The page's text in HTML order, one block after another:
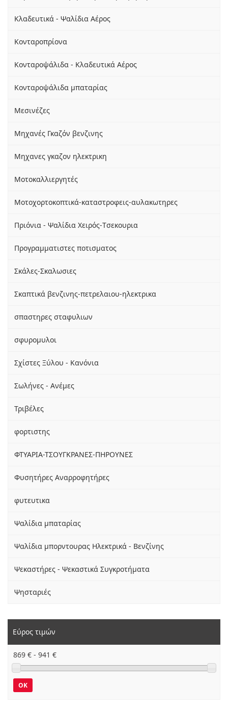
Κλαδευτικά - Ψαλίδια Αέρος
Κονταροπρίονα
Κονταροψάλιδα - Κλαδευτικά Αέρος
Κονταροψάλιδα μπαταρίας
Μεσινέζες
Μηχανές Γκαζόν βενζινης
Μηχανες γκαζον ηλεκτρικη
Μοτοκαλλιεργητές
Μοτοχορτοκοπτικά-καταστροφεις-αυλακωτηρες
Πριόνια - Ψαλίδια Χειρός-Tσεκουρια
Προγραμματιστες ποτισματος
Σκάλες-Σκαλωσιες
Σκαπτικά βενζινης-πετρελαιου-ηλεκτρικα
σπαστηρες σταφυλιων
σφυρομυλοι
Σχίστες Ξύλου - Κανόνια
Σωλήνες - Ανέμες
Τριβέλες
φορτιστης
ΦΤΥΑΡΙΑ-ΤΣΟΥΓΚΡΑΝΕΣ-ΠΗΡΟΥΝΕΣ
Φυσητήρες Αναρροφητήρες
φυτευτικα
Ψαλίδια μπαταρίας
Ψαλίδια μπορντουρας Ηλεκτρικά - Βενζίνης
Ψεκαστήρες - Ψεκαστικά Συγκροτήματα
Ψησταριές
Εύρος τιμών
869 € - 941 €
OK